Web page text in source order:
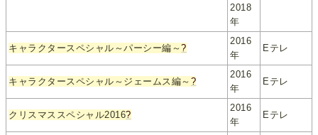
2018
年
キャラクタースペシャル～パーシー編～?
2016
年
Eテレ
キャラクタースペシャル～ジェームス編～ ?
2016
年
Eテレ
クリスマススペシャル2016?
2016
年
Eテレ